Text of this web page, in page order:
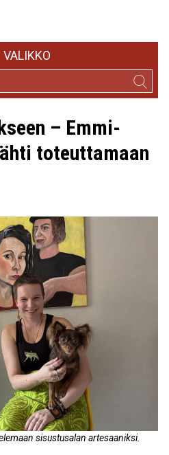
VALIKKO
– Emmi-
toteuttamaan
sisustusalan artesaaniksi.